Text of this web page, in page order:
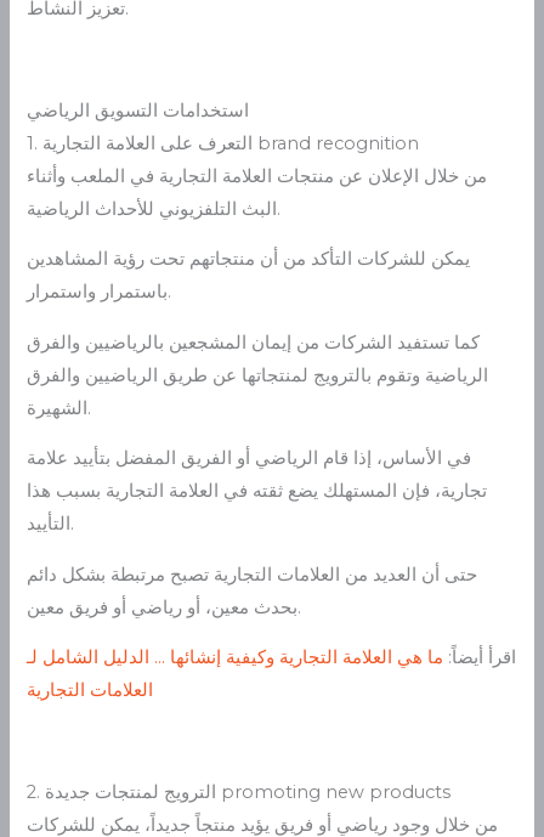
تعزيز النشاط.
استخدامات التسويق الرياضي
1. التعرف على العلامة التجارية brand recognition
من خلال الإعلان عن منتجات العلامة التجارية في الملعب وأثناء
البث التلفزيوني للأحداث الرياضية.
يمكن للشركات التأكد من أن منتجاتهم تحت رؤية المشاهدين
باستمرار واستمرار.
كما تستفيد الشركات من إيمان المشجعين بالرياضيين والفرق
الرياضية وتقوم بالترويج لمنتجاتها عن طريق الرياضيين والفرق
الشهيرة.
في الأساس، إذا قام الرياضي أو الفريق المفضل بتأييد علامة
تجارية، فإن المستهلك يضع ثقته في العلامة التجارية بسبب هذا
التأييد.
حتى أن العديد من العلامات التجارية تصبح مرتبطة بشكل دائم
بحدث معين، أو رياضي أو فريق معين.
اقرأ أيضاً: ما هي العلامة التجارية وكيفية إنشائها … الدليل الشامل لـ
العلامات التجارية
2. الترويج لمنتجات جديدة promoting new products
من خلال وجود رياضي أو فريق يؤيد منتجاً جديداً، يمكن للشركات